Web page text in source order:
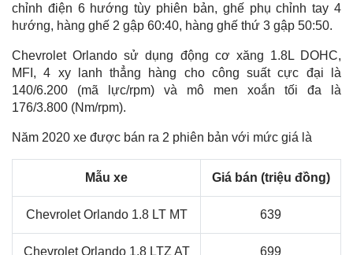
chỉnh điện 6 hướng tùy phiên bản, ghế phụ chỉnh tay 4
hướng, hàng ghế 2 gập 60:40, hàng ghế thứ 3 gập 50:50.
Chevrolet Orlando sử dụng động cơ xăng 1.8L DOHC,
MFI, 4 xy lanh thẳng hàng cho công suất cực đại là
140/6.200 (mã lực/rpm) và mô men xoắn tối đa là
176/3.800 (Nm/rpm).
Năm 2020 xe được bán ra 2 phiên bản với mức giá là
Mẫu xe Giá bán (triệu đồng)
Chevrolet Orlando 1.8 LT MT 639
Chevrolet Orlando 1.8 LTZ AT 699